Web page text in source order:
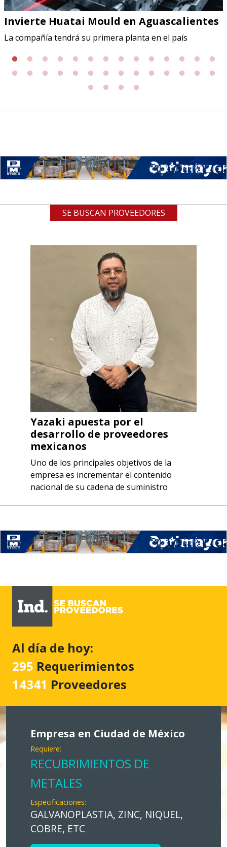
Invierte Huatai Mould en Aguascalientes
La compañía tendrá su primera planta en el país
SE BUSCAN PROVEEDORES
Yazaki apuesta por el
desarrollo de proveedores
mexicanos
Uno de los principales objetivos de la
empresa es incrementar el contenido
nacional de su cadena de suministro
Al día de hoy:
295 Requerimientos
14341 Proveedores
Empresa en Ciudad de México
Requiere:
RECUBRIMIENTOS DE
METALES
Especificaciones:
GALVANOPLASTIA, ZINC, NIQUEL,
COBRE, ETC